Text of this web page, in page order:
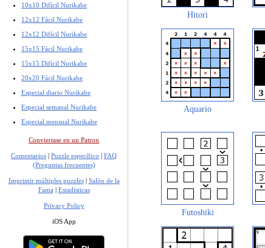
10x10 Difícil Nurikabe
12x12 Fácil Nurikabe
12x12 Difícil Nurikabe
15x15 Fácil Nurikabe
15x15 Difícil Nurikabe
20x20 Fácil Nurikabe
Especial diario Nurikabe
Especial semanal Nurikabe
Especial mensual Nurikabe
Conviertase en un Patron
Comentarios | Puzzle específico | FAQ
(Preguntas frecuentes)
Imprimir múltiples puzzles| Salón de la
Fama | Estadísticas
Privacy Policy
iOS App
Hitori
Aquario
Futoshiki